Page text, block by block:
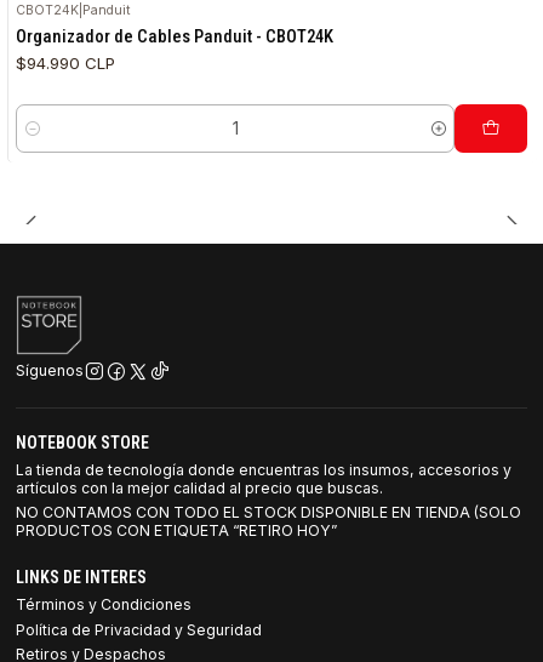
CBOT24K Panduit
Organizador de Cables Panduit - CBOT24K
$94.990 CLP
Cantidad
Síguenos
NOTEBOOK STORE
La tienda de tecnología donde encuentras los insumos, accesorios y
artículos con la mejor calidad al precio que buscas.
NO CONTAMOS CON TODO EL STOCK DISPONIBLE EN TIENDA (SOLO
PRODUCTOS CON ETIQUETA “RETIRO HOY”
LINKS DE INTERES
Términos y Condiciones
Política de Privacidad y Seguridad
Retiros y Despachos